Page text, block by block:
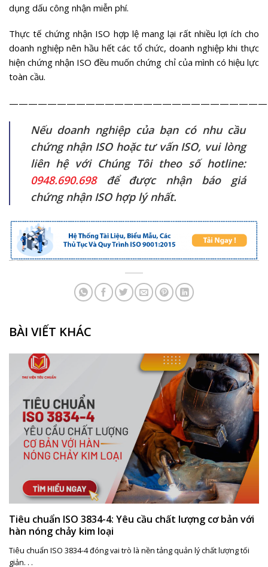
dụng dấu công nhận miễn phí.
Thực tế chứng nhận ISO hợp lệ mang lại rất nhiều lợi ích cho
doanh nghiệp nên hầu hết các tổ chức, doanh nghiệp khi thực
hiện chứng nhận ISO đều muốn chứng chỉ của mình có hiệu lực
toàn cầu.
Nếu doanh nghiệp của bạn có nhu cầu
chứng nhận ISO hoặc tư vấn ISO, vui lòng
liên hệ với Chúng Tôi theo số hotline:
0948.690.698để được nhận báo giá
chứng nhận ISO hợp lý nhất.
BÀI VIẾT KHÁC
Tiêu chuẩn ISO 3834-4: Yêu cầu chất lượng cơ bản với
hàn nóng chảy kim loại
Tiêu chuẩn ISO 3834-4 đóng vai trò là nền tảng quản lý chất lượng tối
giản. . .